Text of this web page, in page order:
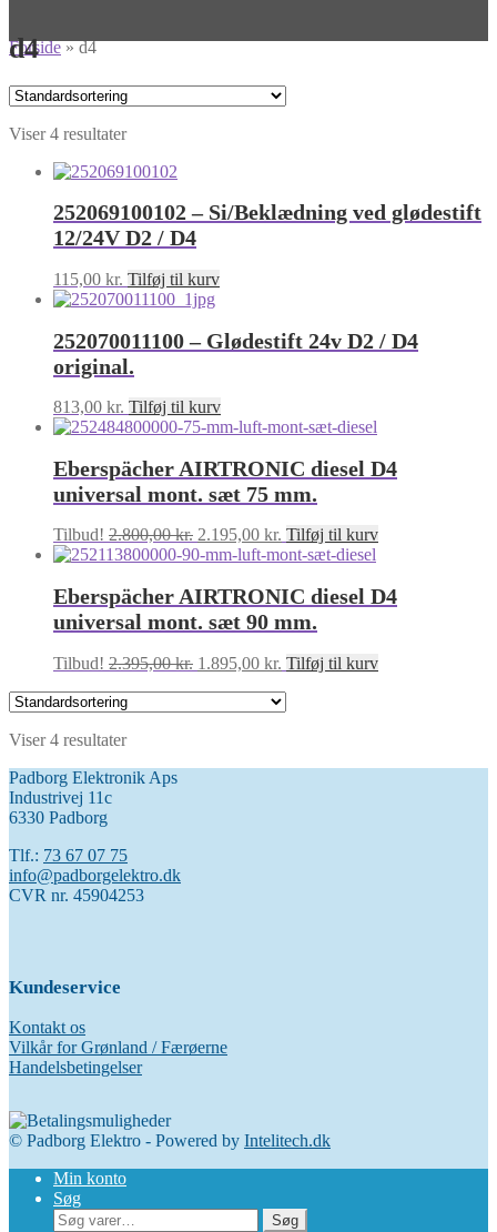
Forside»d4
d4
Viser 4 resultater
252069100102 – Si/Beklædning ved glødestift
12/24V D2 / D4
115,00 kr. Tilføj til kurv
252070011100 – Glødestift 24v D2 / D4
original.
813,00 kr. Tilføj til kurv
Eberspächer AIRTRONIC diesel D4
universal mont. sæt 75 mm.
Tilbud! 2.800,00kr. Den
oprindelige
var:
2.800,00 kr..
2.195,00 kr. Den
aktuelle
er:
2.195,00 kr..
Tilføj til kurv
Eberspächer AIRTRONIC diesel D4
universal mont. sæt 90 mm.
Tilbud! 2.395,00kr. Den
1.895,00 kr. Den
pris
Tilføj til kurv
Viser 4 resultater
Padborg Elektronik Aps
Industrivej 11c
6330 Padborg
Tlf.: 73 67 07 75
info@padborgelektro.dk
CVR nr. 45904253
Kundeservice
Kontakt os
Vilkår for Grønland / Færøerne
Handelsbetingelser
© Padborg Elektro - Powered by Intelitech.dk
Min konto
Søg
Søg
Søg